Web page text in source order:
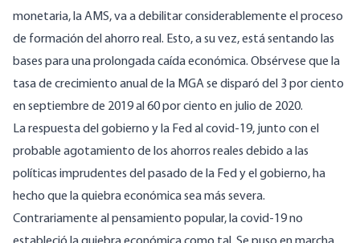
monetaria, la AMS, va a debilitar considerablemente el proceso
de formación del ahorro real. Esto, a su vez, está sentando las
bases para una prolongada caída económica. Obsérvese que la
tasa de crecimiento anual de la MGA se disparó del 3 por ciento
en septiembre de 2019 al 60 por ciento en julio de 2020.
La respuesta del gobierno y la Fed al covid-19, junto con el
probable agotamiento de los ahorros reales debido a las
políticas imprudentes del pasado de la Fed y el gobierno, ha
hecho que la quiebra económica sea más severa.
Contrariamente al pensamiento popular, la covid-19 no